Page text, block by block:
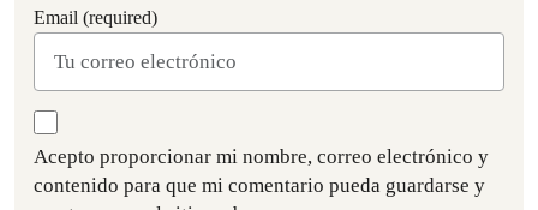
Email (required)
Acepto proporcionar mi nombre, correo electrónico y
contenido para que mi comentario pueda guardarse y